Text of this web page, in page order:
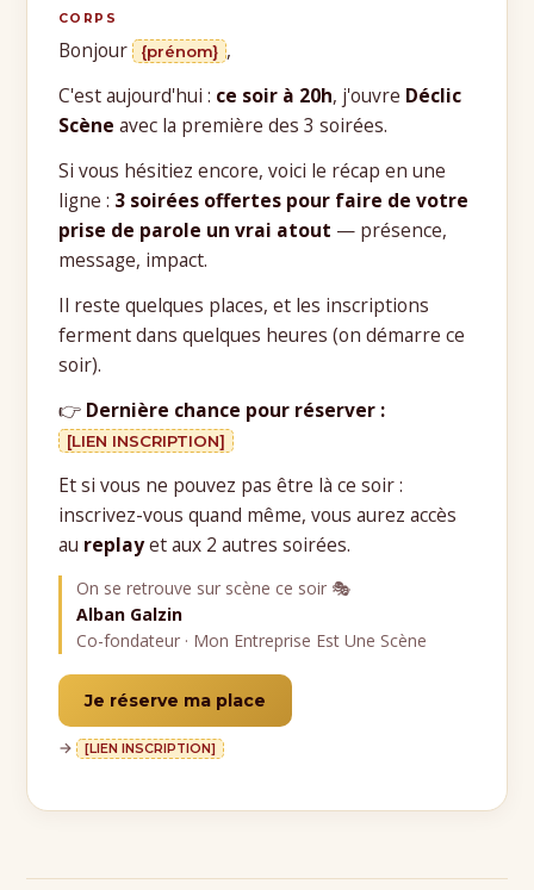
CORPS
Bonjour {prénom} ,
C'est aujourd'hui : ce soir à 20h, j'ouvre Déclic
Scène avec la première des 3 soirées.
Si vous hésitiez encore, voici le récap en une
ligne : 3 soirées offertes pour faire de votre
prise de parole un vrai atout — présence,
message, impact.
Il reste quelques places, et les inscriptions
ferment dans quelques heures (on démarre ce
soir).
👉 Dernière chance pour réserver :
[LIEN INSCRIPTION]
Et si vous ne pouvez pas être là ce soir :
inscrivez-vous quand même, vous aurez accès
au replayet aux 2 autres soirées.
On se retrouve sur scène ce soir 🎭
Alban Galzin
Co-fondateur · Mon Entreprise Est Une Scène
Je réserve ma place
→ [LIEN INSCRIPTION]